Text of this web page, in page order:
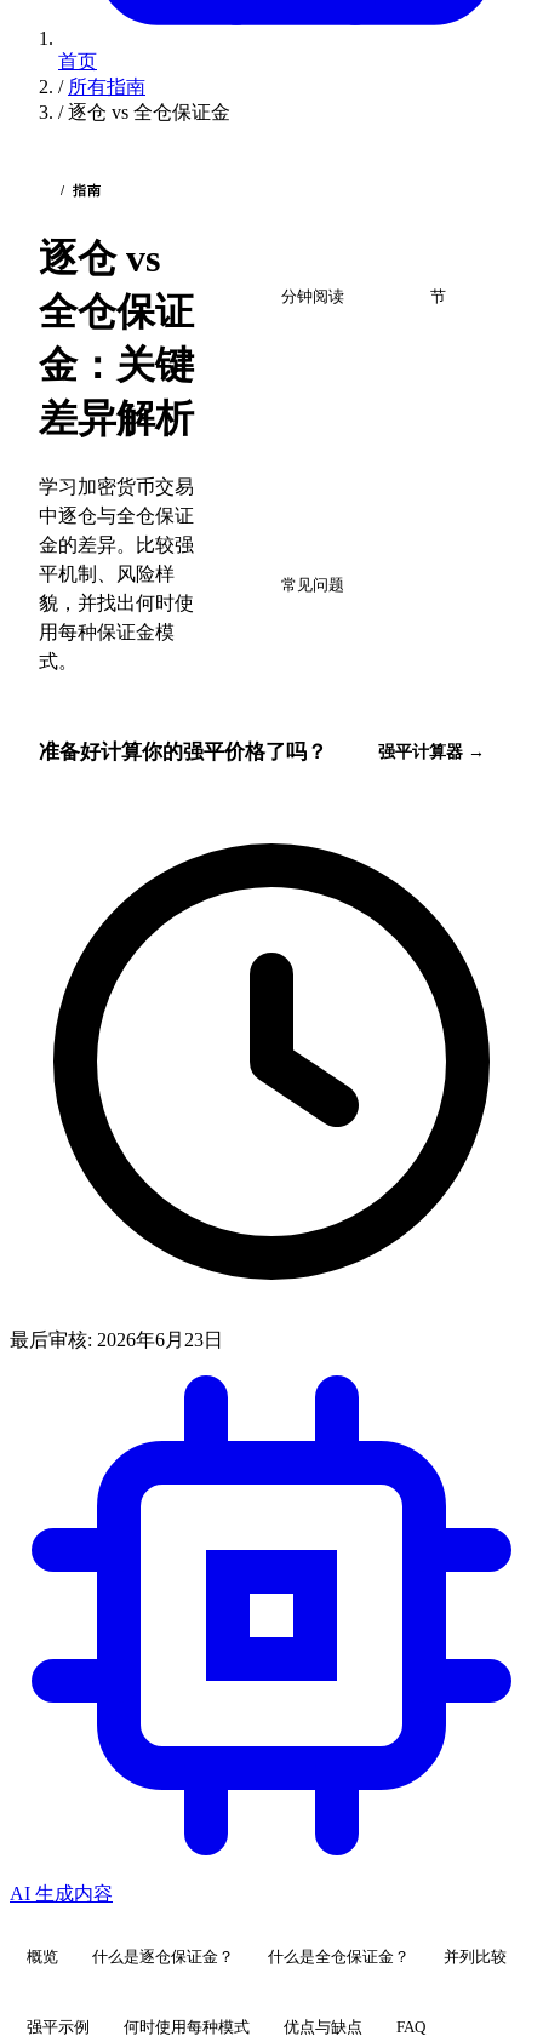
首页
/ 所有指南
/ 逐仓 vs 全仓保证金
/ 指南
逐仓 vs
全仓保证
金：关键
差异解析
学习加密货币交易
中逐仓与全仓保证
金的差异。比较强
平机制、风险样
貌，并找出何时使
用每种保证金模
式。
分钟阅读 节
常见问题
准备好计算你的强平价格了吗？ 强平计算器 →
最后审核: 2026年6月23日
AI 生成内容
概览 什么是逐仓保证金？ 什么是全仓保证金？ 并列比较
强平示例 何时使用每种模式 优点与缺点 FAQ